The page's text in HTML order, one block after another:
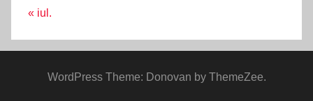
« iul.
WordPress Theme: Donovan by ThemeZee.